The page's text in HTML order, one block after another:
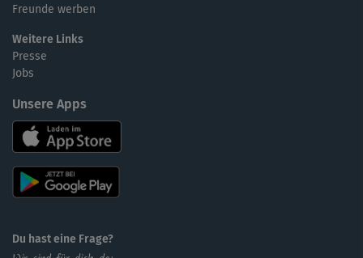
Freunde werben
Weitere Links
Presse
Jobs
Unsere Apps
Du hast eine Frage?